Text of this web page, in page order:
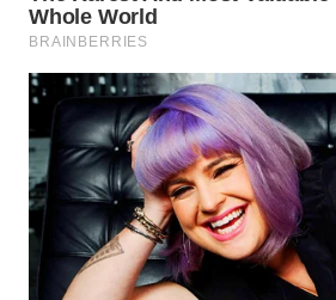
KARAWANG
WN
BEKASI
WN
BOGOR
WN
DEPOK